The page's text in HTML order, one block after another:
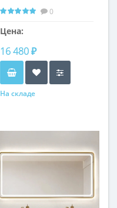
горизонтальная
0
Цена:
16 480 ₽
На складе